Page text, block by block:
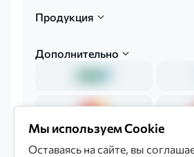
Продукция
Дополнительно
Мы используем Cookie
Оставаясь на сайте, вы